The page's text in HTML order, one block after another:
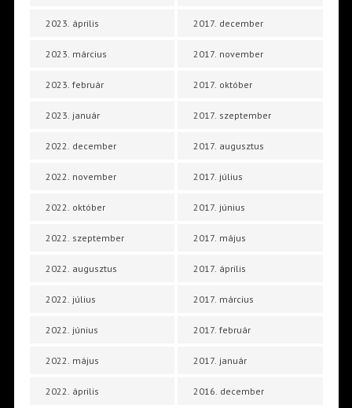
2023. április
2023. március
2023. február
2023. január
2022. december
2022. november
2022. október
2022. szeptember
2022. augusztus
2022. július
2022. június
2022. május
2022. április
2017. december
2017. november
2017. október
2017. szeptember
2017. augusztus
2017. július
2017. június
2017. május
2017. április
2017. március
2017. február
2017. január
2016. december